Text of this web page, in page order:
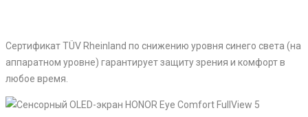
Сертификат TÜV Rheinland по снижению уровня синего света (на
аппаратном уровне) гарантирует защиту зрения и комфорт в
любое время.